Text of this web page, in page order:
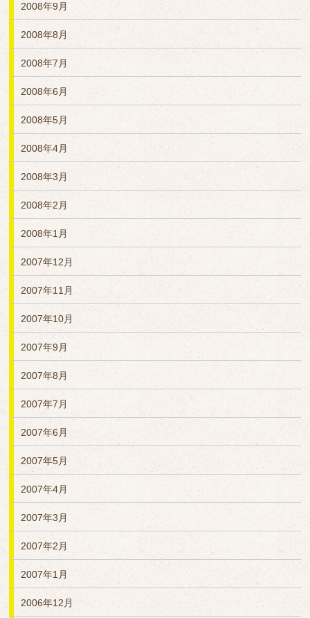
2008年9月
2008年8月
2008年7月
2008年6月
2008年5月
2008年4月
2008年3月
2008年2月
2008年1月
2007年12月
2007年11月
2007年10月
2007年9月
2007年8月
2007年7月
2007年6月
2007年5月
2007年4月
2007年3月
2007年2月
2007年1月
2006年12月